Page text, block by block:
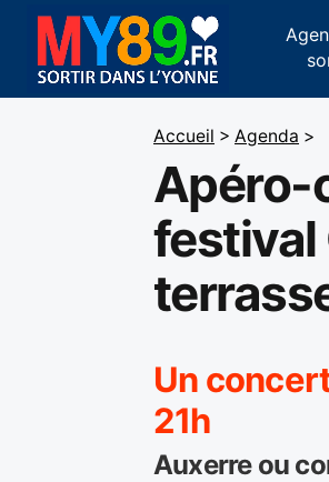
Accueil > Agenda >
Apéro-
festival
Un
21h
Auxerre ou